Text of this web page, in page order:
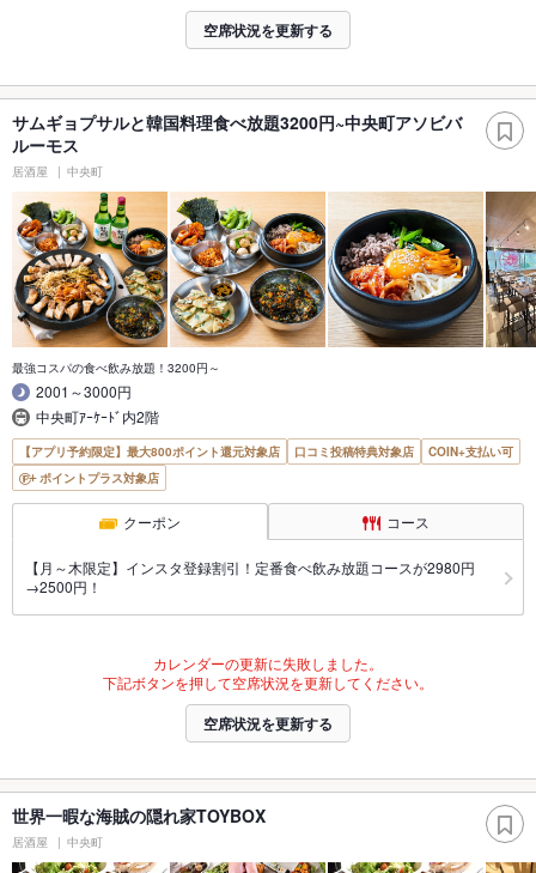
空席状況を更新する
サムギョプサルと韓国料理食べ放題3200円~中央町アソビバ
ルーモス
居酒屋 中央町
最強コスパの食べ飲み放題！3200円～
2001～3000円
中央町ｱｰｹｰﾄﾞ内2階
【アプリ予約限定】最大800ポイント還元対象店 口コミ投稿特典対象店
COIN+支払い可
ポイントプラス対象店
クーポン コース
【月～木限定】インスタ登録割引！定番食べ飲み放題コースが2980円
→2500円！
カレンダーの更新に失敗しました。
下記ボタンを押して空席状況を更新してください。
空席状況を更新する
世界一暇な海賊の隠れ家TOYBOX
居酒屋 中央町